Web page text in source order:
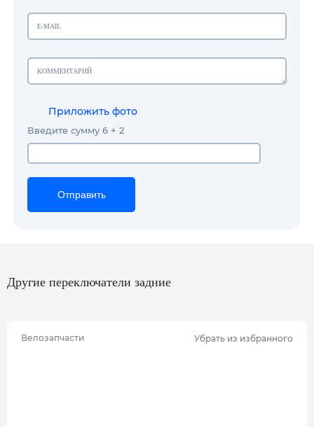
Приложить фото
Введите сумму 6 + 2
Отправить
Отправить
Отправить
Другие переключатели задние
Велозапчасти Убрать из избранного